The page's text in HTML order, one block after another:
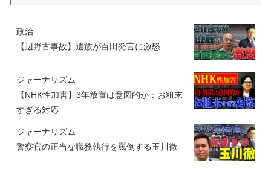
政治
【辺野古事故】遺族が百田発言に激怒
ジャーナリズム
【NHK性加害】3年放置は意図的か：お粗末
すぎる対応
ジャーナリズム
警察官の正当な職務執行を罵倒する玉川徹